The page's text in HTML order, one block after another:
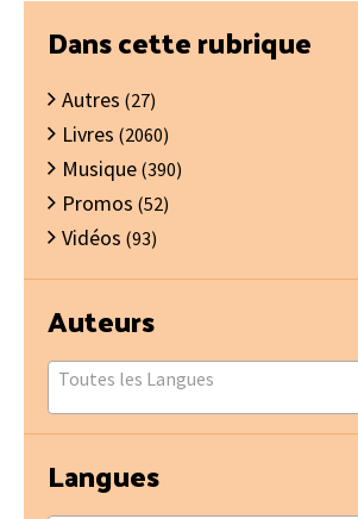
Barre
latérale
principale
Dans cette rubrique
Autres (27)
Livres (2060)
Musique (390)
Promos (52)
Vidéos (93)
Auteurs
Toutes les Langues
Langues